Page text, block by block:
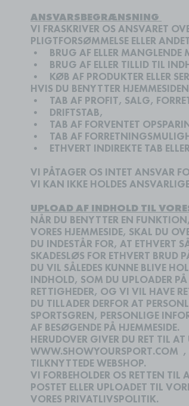
ANSVARSBEGRÆNSNING
VI FRASKRIVER OS ANSVARET
PLIGTFORSØMMELSE ELLER
•
BRUG AF ELLER MANGLENDE
•
BRUG AF ELLER TILLID TIL
•
KØB AF PRODUKTER ELLER
HVIS DU BENYTTER
•
TAB AF PROFIT, SALG,
•
DRIFTSTAB,
•
TAB AF FORVENTET
•
TAB AF
•
ETHVERT INDIREKTE TAB
VI PÅTAGER OS INTET ANSVAR
VI KAN IKKE HOLDES
UPLOAD AF INDHOLD TIL
NÅR DU BENYTTER EN
VORES HJEMMESIDE, SKAL DU
DU INDESTÅR FOR, AT ETHVERT
SKADESLØS FOR ETHVERT BRUD
DU VIL SÅLEDES KUNNE BLIVE
INDHOLD, SOM DU UPLOADER PÅ
RETTIGHEDER, OG VI VIL HAVE
DU TILLADER DERFOR AT
SPORTSGREN, PERSONLIGE
AF BESØGENDE PÅ HJEMMESIDE.
HERUDOVER GIVER DU RET TIL
WWW.SHOWYOURSPORT.COM ,
TILKNYTTEDE WEBSHOP.
VI FORBEHOLDER OS RETTEN
POSTET ELLER UPLOADET TIL
VORES PRIVATLIVSPOLITIK.